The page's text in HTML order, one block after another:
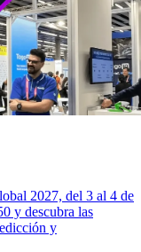
2027, del 3 al 4 de
y descubra las
y